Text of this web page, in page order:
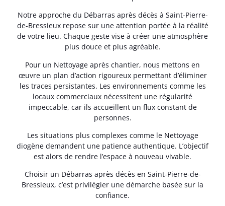
Notre approche du Débarras après décès à Saint-Pierre-
de-Bressieux repose sur une attention portée à la réalité
de votre lieu. Chaque geste vise à créer une atmosphère
plus douce et plus agréable.
Pour un Nettoyage après chantier, nous mettons en
œuvre un plan d’action rigoureux permettant d’éliminer
les traces persistantes. Les environnements comme les
locaux commerciaux nécessitent une régularité
impeccable, car ils accueillent un flux constant de
personnes.
Les situations plus complexes comme le Nettoyage
diogène demandent une patience authentique. L’objectif
est alors de rendre l’espace à nouveau vivable.
Choisir un Débarras après décès en Saint-Pierre-de-
Bressieux, c’est privilégier une démarche basée sur la
confiance.